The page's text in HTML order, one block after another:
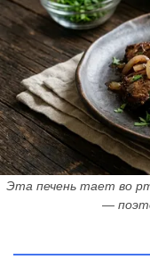
Эта печень тает во
—